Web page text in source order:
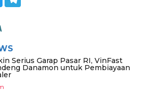
Serius Garap Pasar RI, VinFast
Danamon untuk Pembiayaan